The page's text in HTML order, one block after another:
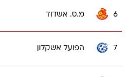
6 מ.ס. אשדוד
7 הפועל אשקלון